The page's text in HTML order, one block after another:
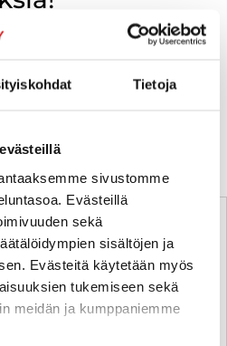
Tietoja
sivustomme
Evästeillä
sekä
sisältöjen ja
Evästeitä käytetään myös
tukemiseen sekä
meidän ja kumppaniemme
olevat lähimmät